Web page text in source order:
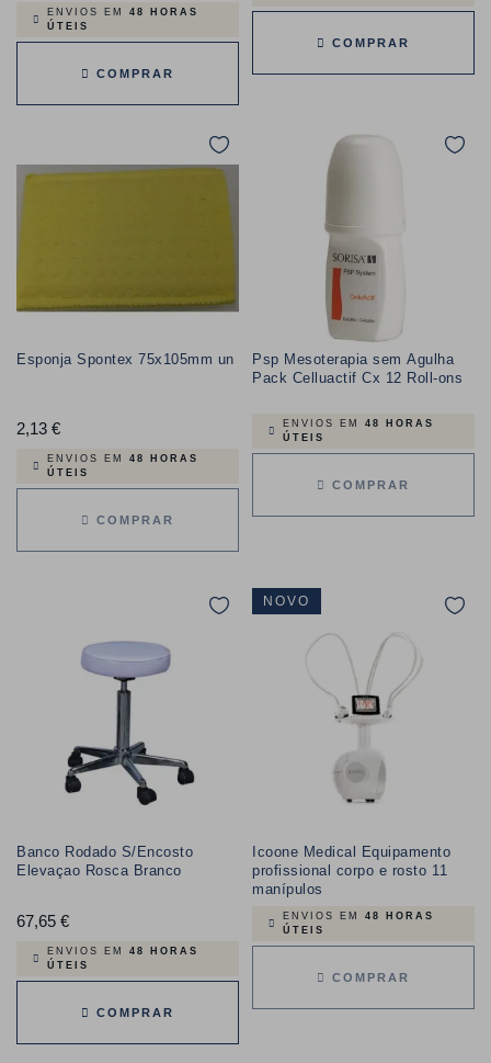
ENVIOS EM 48 HORAS
ÚTEIS
COMPRAR
COMPRAR
Esponja Spontex 75x105mm un
2,13 €Preço
ENVIOS EM 48 HORAS
ÚTEIS
COMPRAR
Psp Mesoterapia sem Agulha
Pack Celluactif Cx 12 Roll-ons
ENVIOS EM 48 HORAS
ÚTEIS
COMPRAR
Banco Rodado S/Encosto
Elevaçao Rosca Branco
67,65 €Preço
ENVIOS EM 48 HORAS
ÚTEIS
COMPRAR
NOVO
Icoone Medical Equipamento
profissional corpo e rosto 11
manípulos
ENVIOS EM 48 HORAS
ÚTEIS
COMPRAR